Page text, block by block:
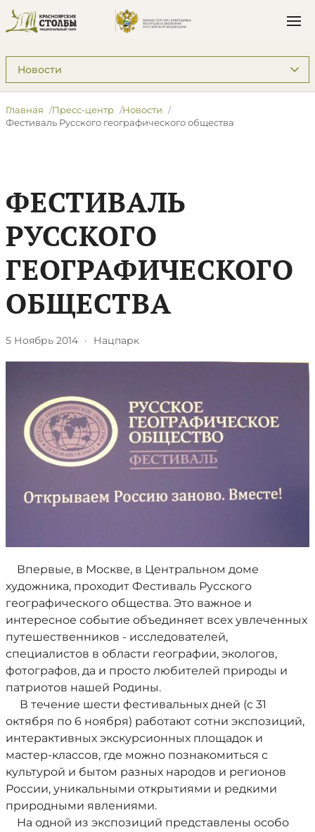
Подразделы: Пресс-центр
Главная Пресс-центр
Новости
Фестиваль Русского географического общества
ФЕСТИВАЛЬ
РУССКОГО
ГЕОГРАФИЧЕСКОГО
ОБЩЕСТВА
5 Ноябрь 2014 · Нацпарк
Впервые, в Москве, в Центральном доме
художника, проходит Фестиваль Русского
географического общества. Это важное и
интересное событие объединяет всех увлеченных
путешественников - исследователей,
специалистов в области географии, экологов,
фотографов, да и просто любителей природы и
патриотов нашей Родины.
В течение шести фестивальных дней (с 31
октября по 6 ноября) работают сотни экспозиций,
интерактивных экскурсионных площадок и
мастер-классов, где можно познакомиться с
культурой и бытом разных народов и регионов
России, уникальными открытиями и редкими
природными явлениями.
На одной из экспозиций представлены особо